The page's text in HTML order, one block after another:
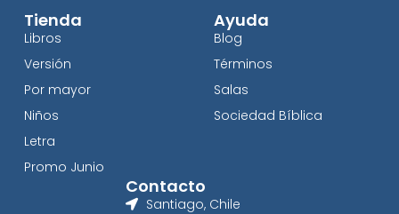
Tienda
Libros
Versión
Por mayor
Niños
Letra
Promo Junio
Ayuda
Blog
Términos
Salas
Sociedad Bíblica
Contacto
Santiago, Chile